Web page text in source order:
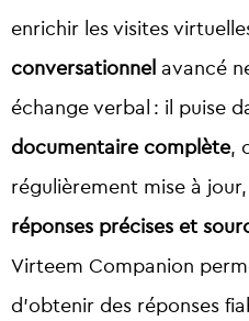
enrichir les visites
conversationnel avancé
échange verbal : il puise
documentaire complète,
régulièrement mise à
réponses précises et
Virteem Companion
d’obtenir des réponses